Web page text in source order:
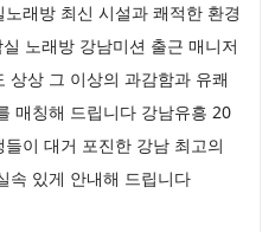
래방 최신 시설과 쾌적한 환경
노래방 강남미션 출근 매니저
상상 그 이상의 과감함과 유쾌
매칭해 드립니다 강남유흥 20
이 대거 포진한 강남 최고의
속 있게 안내해 드립니다